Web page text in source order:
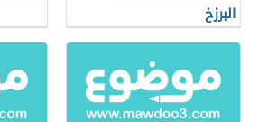
البرزخ